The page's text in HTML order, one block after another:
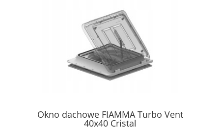
Okno dachowe FIAMMA Turbo Vent
40x40 Cristal